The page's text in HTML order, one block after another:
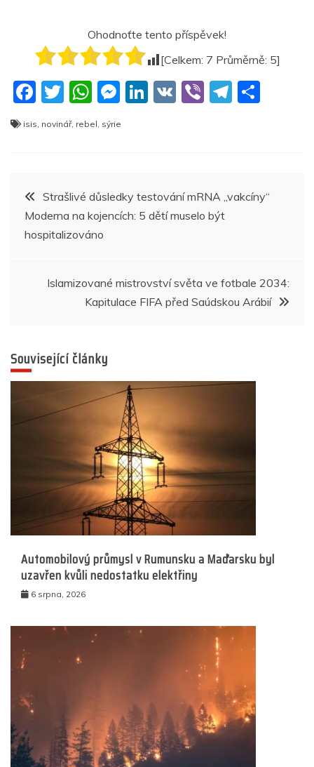
Ohodnoťte tento příspěvek!
[Celkem: 7 Průměrně: 5]
F
c
o
o
k
T
w
itt
W
h
at
p
p
M
ss
g
er
Li
n
V
Vi T
m
isis novinář, rebel sýrie
Navigace
pro
Strašlivé důsledky testování mRNA „vakcíny“
Moderna na kojencích: 5 dětí muselo být
hospitalizováno
Islamizované mistrovství světa ve fotbale 2034:
Kapitulace FIFA před Saúdskou Arábií
Související články
Automobilový průmysl v Rumunsku a Maďarsku byl
uzavřen kvůli nedostatku elektřiny
6 srpna, 2026